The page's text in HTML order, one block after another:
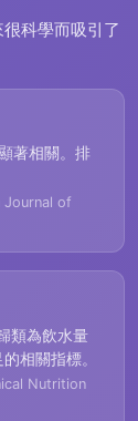
科學而吸引了
著相關。排
Journal of
類為飲水量
相關指標。
Nutrition